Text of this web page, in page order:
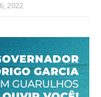
2022